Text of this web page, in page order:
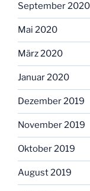
September 2020
Mai 2020
März 2020
Januar 2020
Dezember 2019
November 2019
Oktober 2019
August 2019